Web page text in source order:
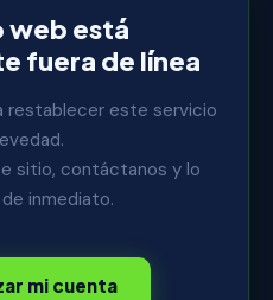
web está
fuera de línea
restablecer este servicio
sitio, contáctanos y lo
inmediato.
mi cuenta